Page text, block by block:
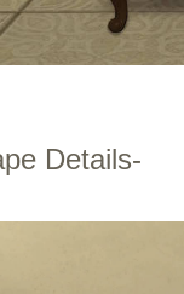
Details-